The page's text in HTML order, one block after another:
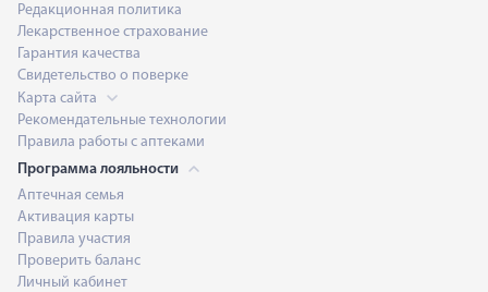
Редакционная политика
Лекарственное страхование
Гарантия качества
Свидетельство о поверке
Карта сайта
Рекомендательные технологии
Правила работы с аптеками
Программа лояльности
Аптечная семья
Активация карты
Правила участия
Проверить баланс
Личный кабинет